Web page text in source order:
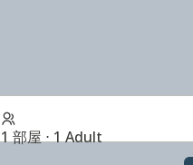
1 部屋 ⋅ 1 Adult